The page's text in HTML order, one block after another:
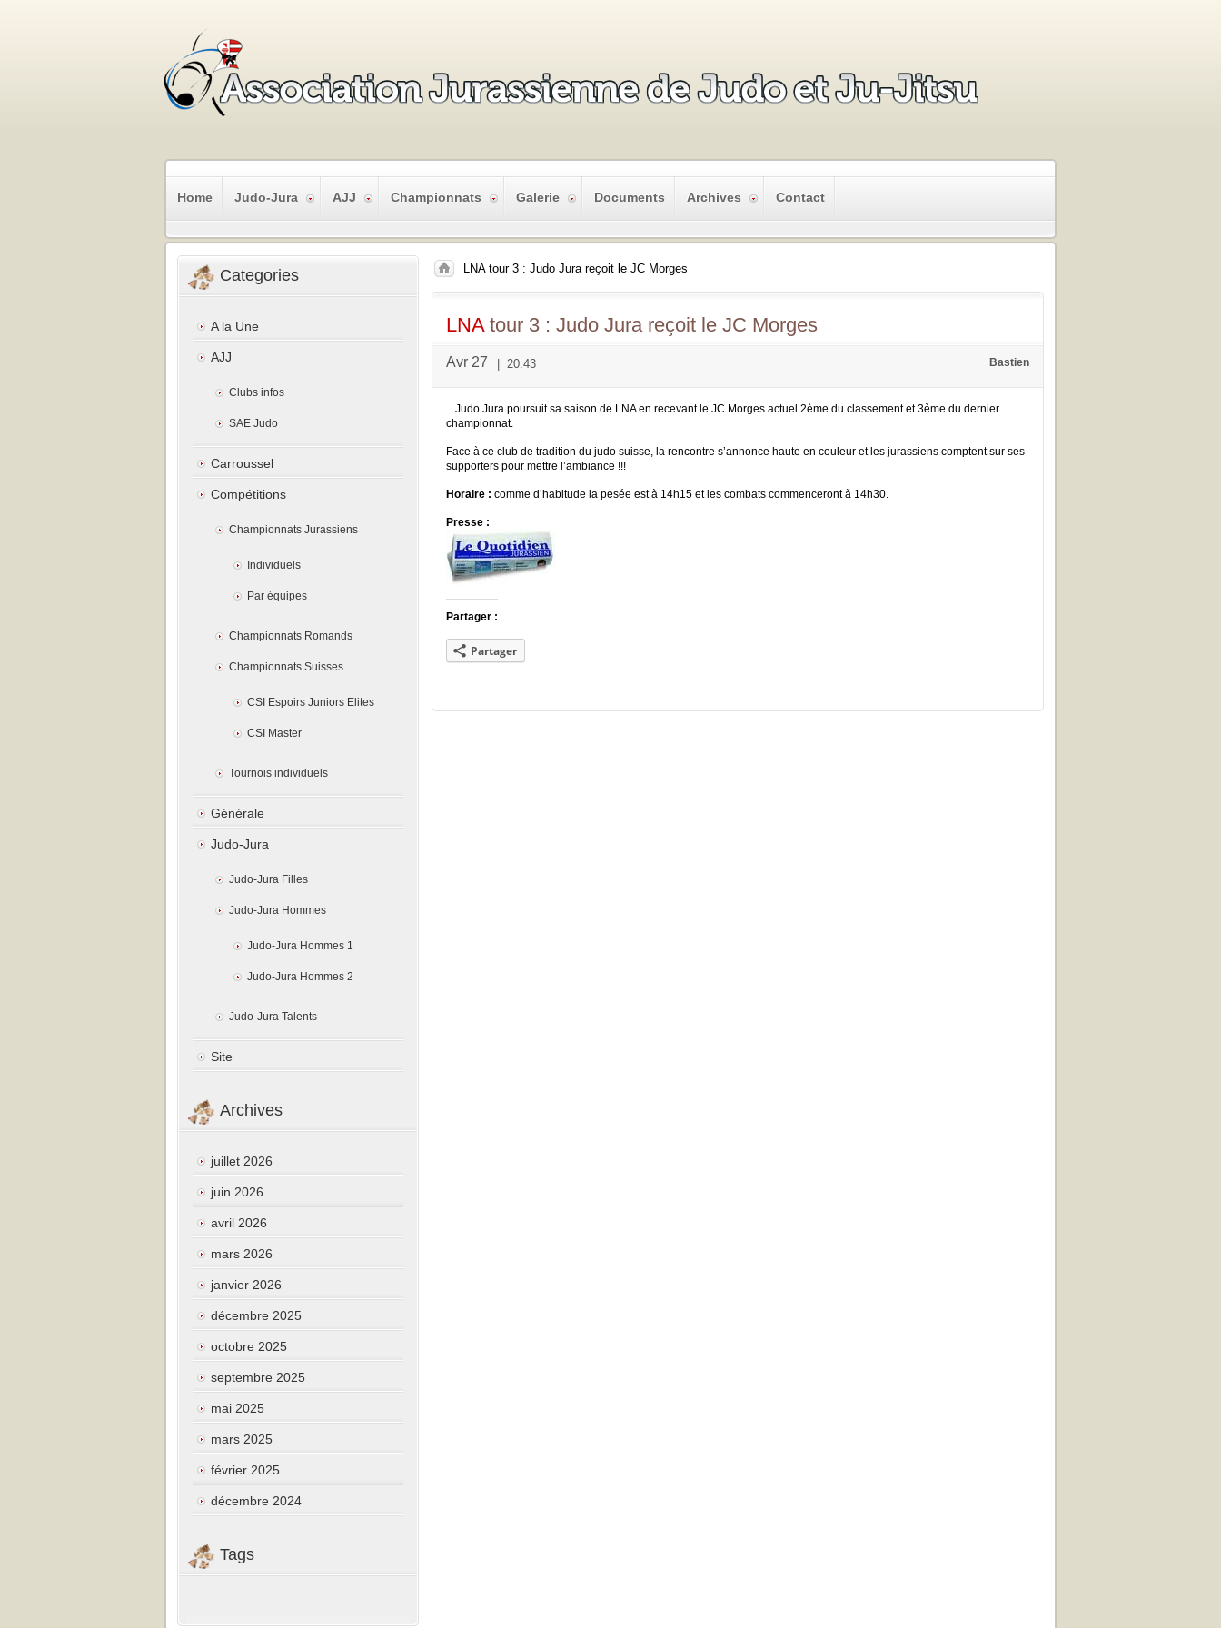
Home Judo-Jura AJJ Championnats Galerie Documents Archives Contact
LNA tour 3 : Judo Jura reçoit le JC Morges
LNAtour 3 : Judo Jura reçoit le JC Morges
Bastien
Avr 27 20:43
Judo Jura poursuit sa saison de LNA en recevant le JC Morges actuel 2ème du classement et 3ème du dernier
championnat.
Face à ce club de tradition du judo suisse, la rencontre s’annonce haute en couleur et les jurassiens comptent sur ses
supporters pour mettre l’ambiance !!!
Horaire : comme d’habitude la pesée est à 14h15 et les combats commenceront à 14h30.
Presse :
Partager :
Partager
Categories
A la Une
AJJ
Clubs infos
SAE Judo
Carroussel
Compétitions
Championnats Jurassiens
Individuels
Par équipes
Championnats Romands
Championnats Suisses
CSI Espoirs Juniors Elites
CSI Master
Tournois individuels
Générale
Judo-Jura
Judo-Jura Filles
Judo-Jura Hommes
Judo-Jura Hommes 1
Judo-Jura Hommes 2
Judo-Jura Talents
Site
Archives
juillet 2026
juin 2026
avril 2026
mars 2026
janvier 2026
décembre 2025
octobre 2025
septembre 2025
mai 2025
mars 2025
février 2025
décembre 2024
Tags